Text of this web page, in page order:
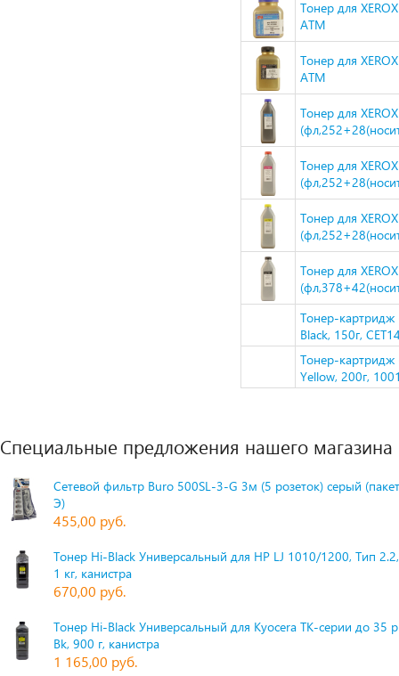
Тонер для
ATM
Тонер для
ATM
Тонер для
Тонер для
Тонер для
Тонер для
Тонер-картридж
Black, 150г,
Тонер-картридж
Yellow, 200г,
Специальные предложения нашего магазина
Сетевой фильтр Buro 500SL-3-G 3м (5 розеток) серый
Э)
455,00 руб.
Тонер Hi-Black Универсальный для HP LJ 1010/1200, Тип
1 кг, канистра
670,00 руб.
Тонер Hi-Black Универсальный для Kyocera TK-серии до 35
Bk, 900 г, канистра
1 165,00 руб.